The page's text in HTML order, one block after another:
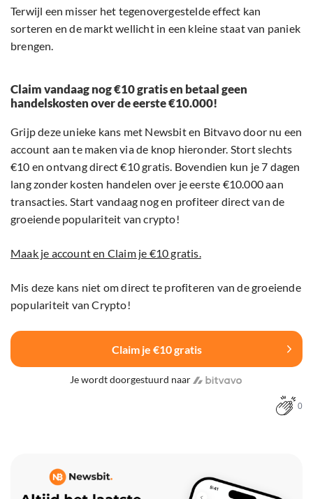
Terwijl een misser het tegenovergestelde effect kan
sorteren en de markt wellicht in een kleine staat van paniek
brengen.
Claim vandaag nog €10 gratis en betaal geen
handelskosten over de eerste €10.000!
Grijp deze unieke kans met Newsbit en Bitvavo door nu een
account aan te maken via de knop hieronder. Stort slechts
€10 en ontvang direct €10 gratis. Bovendien kun je 7 dagen
lang zonder kosten handelen over je eerste €10.000 aan
transacties. Start vandaag nog en profiteer direct van de
groeiende populariteit van crypto!
Maak je account en Claim je €10 gratis.
Mis deze kans niet om direct te profiteren van de groeiende
populariteit van Crypto!
Claim je €10 gratis
Je wordt doorgestuurd naar
0